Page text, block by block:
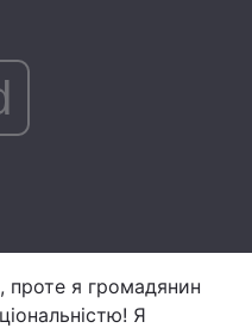
Вакансії я громадянин
Я